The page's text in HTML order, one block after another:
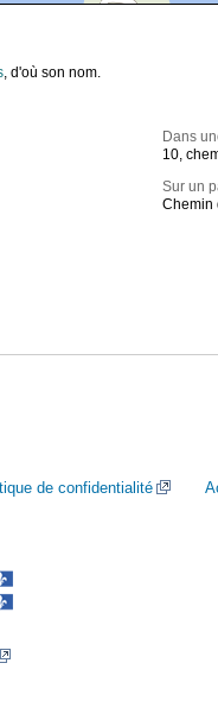
, d'où son nom.
Dans
10,
Sur un
Chemin
de confidentialité